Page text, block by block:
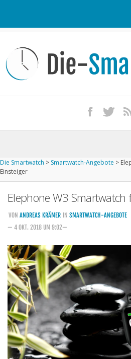
Kontakt / Tipp geben
Impressum
iPhone kaufen
Startseite
Kommende Smartwatches
Marken und Modelle
Handytarife
BASE
Smartphonetarife
Datentarife
o2
Smartphonetarife
Prepaid-Tarife
Die Smartwatch > Smartwatch-Angebote >
Einsteiger
Elephone W3 Smartwatch
VON ANDREAS KRÄMER IN SMARTWATCH-ANGEBOTE
— 4 OKT. 2018 UM 9:02—